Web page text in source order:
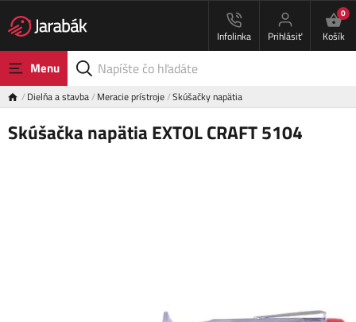
Infolinka Prihlásiť
0
Košík
Menu
Dielňa a stavba Meracie prístroje Skúšačky napätia
Skúšačka napätia EXTOL CRAFT 5104